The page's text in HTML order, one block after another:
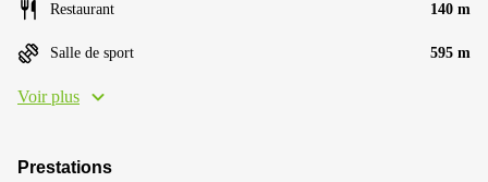
Restaurant 140 m
Salle de sport 595 m
Voir plus
Prestations